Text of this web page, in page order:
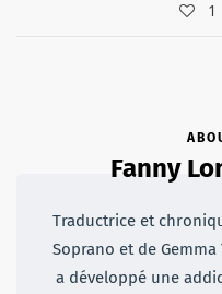
1
Fanny
Traductrice et
Soprano et de
a développé une